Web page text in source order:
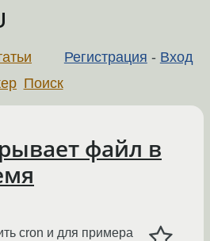
Регистрация - Вход
Поиск
файл в
cron и для примера